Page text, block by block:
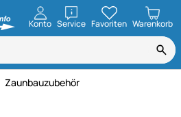
Konto ServiceöffnenFavoriten Warenkorb
Zaunbauzubehör